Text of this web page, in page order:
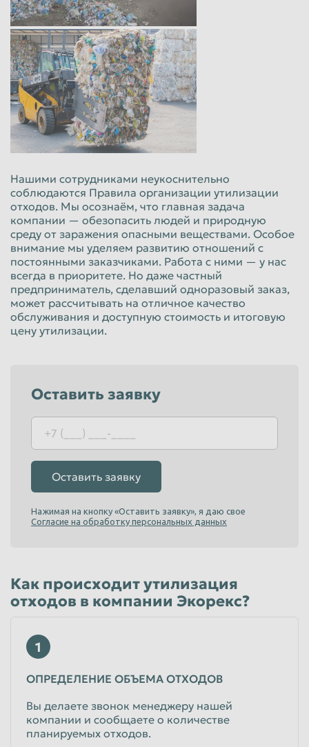
Челябинск
Чита Шахты
Электросталь Энгельс
Южно-Сахалинск Якутск
Ярославль
Нашими сотрудниками неукоснительно
соблюдаются Правила организации утилизации
отходов. Мы осознаём, что главная задача
компании — обезопасить людей и природную
среду от заражения опасными веществами. Особое
внимание мы уделяем развитию отношений с
постоянными заказчиками. Работа с ними — у нас
всегда в приоритете. Но даже частный
предприниматель, сделавший одноразовый заказ,
может рассчитывать на отличное качество
обслуживания и доступную стоимость и итоговую
цену утилизации.
Оставить заявку
Оставить заявку
Нажимая на кнопку «Оставить заявку», я даю свое
Согласие на обработку персональных данных
Как происходит утилизация
отходов в компании Экорекс?
1
ОПРЕДЕЛЕНИЕ ОБЪЕМА ОТХОДОВ
Вы делаете звонок менеджеру нашей
компании и сообщаете о количестве
планируемых отходов.